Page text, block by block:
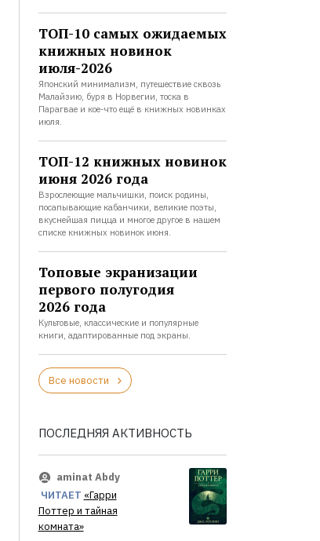
ТОП-10 самых ожидаемых
книжных новинок
июля-2026
Японский минимализм, путешествие сквозь
Малайзию, буря в Норвегии, тоска в
Парагвае и кое-что ещё в книжных новинках
июля.
ТОП-12 книжных новинок
июня 2026 года
Взрослеющие мальчишки, поиск родины,
посапывающие кабанчики, великие поэты,
вкуснейшая пицца и многое другое в нашем
списке книжных новинок июня.
Топовые экранизации
первого полугодия
2026 года
Культовые, классические и популярные
книги, адаптированные под экраны.
Все новости
ПОСЛЕДНЯЯ АКТИВНОСТЬ
aminat Abdy
ЧИТАЕТ «Гарри
Поттер и тайная
комната»